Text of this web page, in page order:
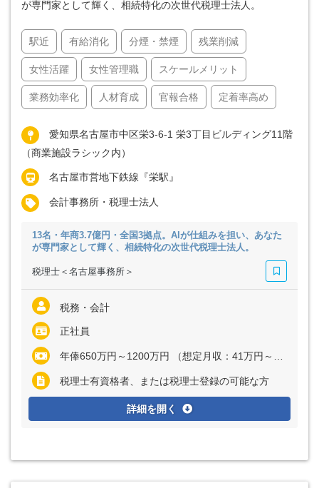
が専門家として輝く、相続特化の次世代税理士法人。
駅近 有給消化 分煙・禁煙 残業削減
女性活躍 女性管理職 スケールメリット
業務効率化 人材育成 官報合格 定着率高め
愛知県名古屋市中区栄3-6-1 栄3丁目ビルディング11階
（商業施設ラシック内）
名古屋市営地下鉄線『栄駅』
会計事務所・税理士法人
13名・年商3.7億円・全国3拠点。AIが仕組みを担い、あなた
が専門家として輝く、相続特化の次世代税理士法人。
税理士＜名古屋事務所＞
税務・会計
正社員
年俸650万円～1200万円 （想定月収：41万円～81万円） ※経験・能力など考慮の上、決定いたします
税理士有資格者、または税理士登録の可能な方
詳細を開く